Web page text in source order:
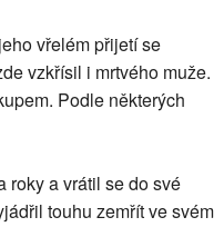
vřelém přijetí se
vzkřísil i mrtvého muže.
Podle některých
roky a vrátil se do své
touhu zemřít ve svém